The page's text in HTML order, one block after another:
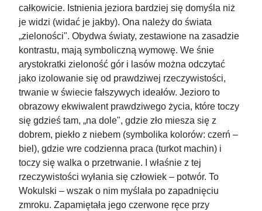
całkowicie. Istnienia jeziora bardziej się domyśla niż
je widzi (widać je jakby). Ona należy do świata
„zieloności". Obydwa światy, zestawione na zasadzie
kontrastu, mają symboliczną wymowę. We śnie
arystokratki zieloność gór i lasów można odczytać
jako izolowanie się od prawdziwej rzeczywistości,
trwanie w świecie fałszywych ideałów. Jezioro to
obrazowy ekwiwalent prawdziwego życia, które toczy
się gdzieś tam, „na dole", gdzie zło miesza się z
dobrem, piekło z niebem (symbolika kolorów: czerń –
biel), gdzie wre codzienna praca (turkot machin) i
toczy się walka o przetrwanie. I właśnie z tej
rzeczywistości wyłania się człowiek – potwór. To
Wokulski – wszak o nim myślała po zapadnięciu
zmroku. Zapamiętała jego czerwone ręce przy